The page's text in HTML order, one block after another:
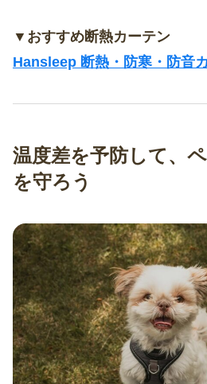
▼おすすめ断熱カーテン
Hansleep 断熱・防寒・防音
温度差を予防して、
を守ろう